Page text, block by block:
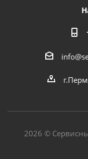
2026 ©